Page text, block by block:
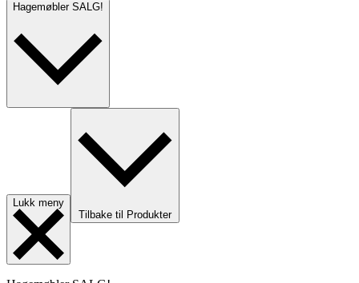
Hagemøbler SALG!
Lukk meny
Tilbake til Produkter